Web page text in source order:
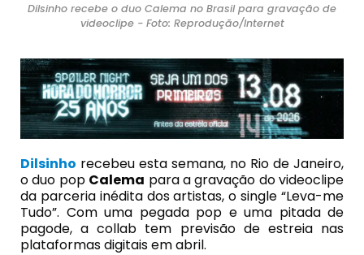
Dilsinho recebe o duo Calema no Brasil para gravação de
videoclipe - Foto: Reprodução/Internet
Dilsinho recebeu esta semana, no Rio de Janeiro,
o duo pop Calema para a gravação do videoclipe
da parceria inédita dos artistas, o single “Leva-me
Tudo”. Com uma pegada pop e uma pitada de
pagode, a collab tem previsão de estreia nas
plataformas digitais em abril.